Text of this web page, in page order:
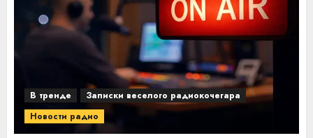
В тренде
Записки веселого радиокочегара
Новости радио